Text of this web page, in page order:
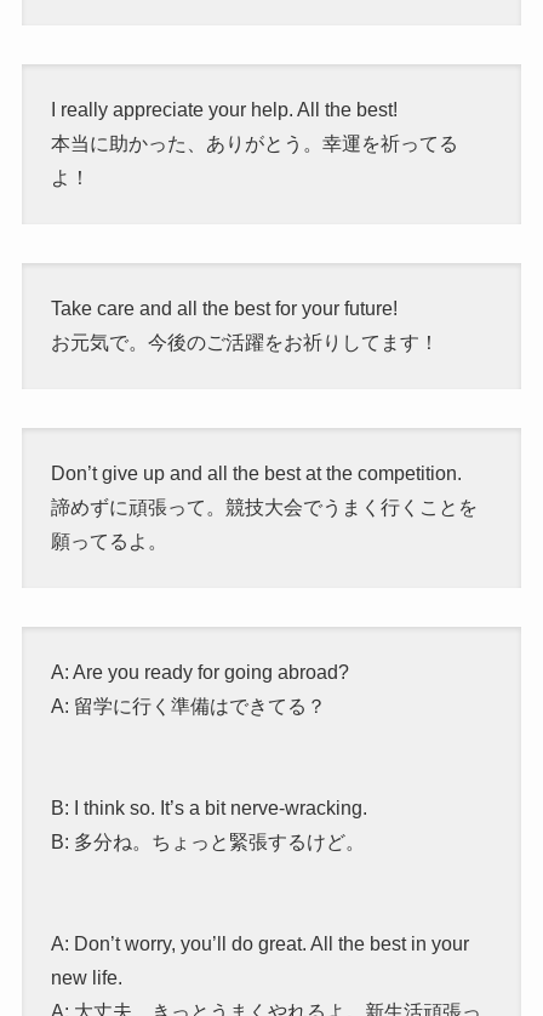
I really appreciate your help. All the best!
本当に助かった、ありがとう。幸運を祈ってる
よ！
Take care and all the best for your future!
お元気で。今後のご活躍をお祈りしてます！
Don’t give up and all the best at the competition.
諦めずに頑張って。競技大会でうまく行くことを
願ってるよ。
A: Are you ready for going abroad?
A: 留学に行く準備はできてる？
B: I think so. It’s a bit nerve-wracking.
B: 多分ね。ちょっと緊張するけど。
A: Don’t worry, you’ll do great. All the best in your
new life.